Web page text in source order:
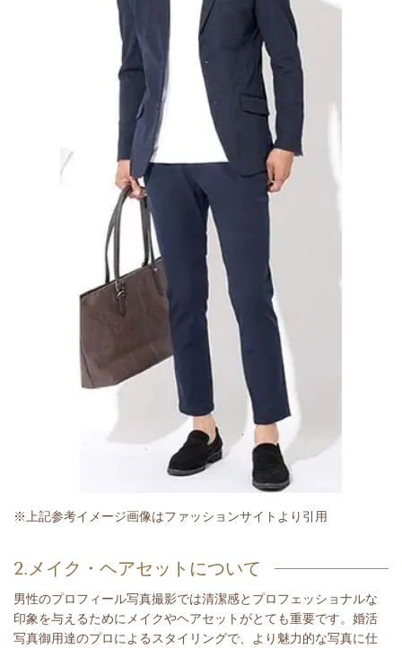
※上記参考イメージ画像はファッションサイトより引用
2.メイク・ヘアセットについて
男性のプロフィール写真撮影では清潔感とプロフェッショナルな
印象を与えるためにメイクやヘアセットがとても重要です。婚活
写真御用達のプロによるスタイリングで、より魅力的な写真に仕